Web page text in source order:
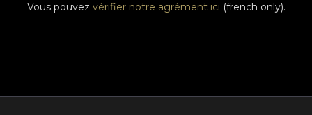
Vous pouvez vérifier notre agrément ici (french only).